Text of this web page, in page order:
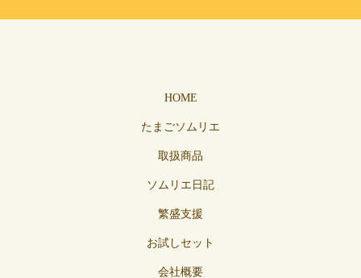
HOME
たまごソムリエ
取扱商品
ソムリエ日記
繁盛支援
お試しセット
会社概要